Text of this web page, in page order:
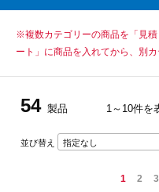
※複数カテゴリーの商品を「見
ート」に商品を入れてから、別
54 製品 1～10件を
並び替え 指定なし
1 2 3